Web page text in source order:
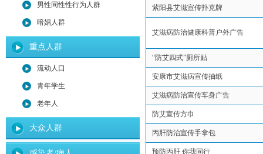
男性同性性行为人群
暗娼人群
重点人群
流动人口
青年学生
老年人
大众人群
紫阳县艾滋宣传扑克牌
艾滋病防治健康科普户外广告
“防艾四式”厕所贴
安康市艾滋病宣传抽纸
艾滋病防治宣传车身广告
防艾宣传方巾
丙肝防治宣传手拿包
预防丙肝 你我同行